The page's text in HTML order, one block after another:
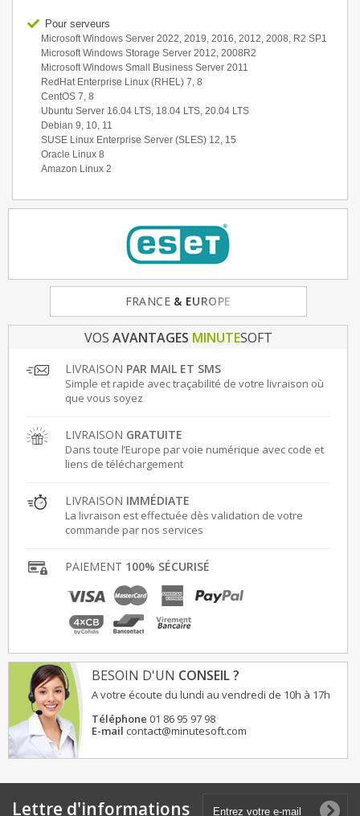
Pour serveurs
Microsoft Windows Server 2022, 2019, 2016, 2012, 2008, R2 SP1
Microsoft Windows Storage Server 2012, 2008R2
Microsoft Windows Small Business Server 2011
RedHat Enterprise Linux (RHEL) 7, 8
CentOS 7, 8
Ubuntu Server 16.04 LTS, 18.04 LTS, 20.04 LTS
Debian 9, 10, 11
SUSE Linux Enterprise Server (SLES) 12, 15
Oracle Linux 8
Amazon Linux 2
FRANCE & EUROPE
VOS AVANTAGES MINUTESOFT
LIVRAISON PAR MAIL ET SMS
Simple et rapide avec traçabilité de votre livraison où
que vous soyez
LIVRAISON GRATUITE
Dans toute l’Europe par voie numérique avec code et
liens de téléchargement
LIVRAISON IMMÉDIATE
La livraison est effectuée dès validation de votre
commande par nos services
PAIEMENT 100% SÉCURISÉ
BESOIN D'UN CONSEIL ?
A votre écoute du lundi au vendredi de 10h à 17h
Téléphone 01 86 95 97 98
E-mail contact@minutesoft.com
Lettre d'informations